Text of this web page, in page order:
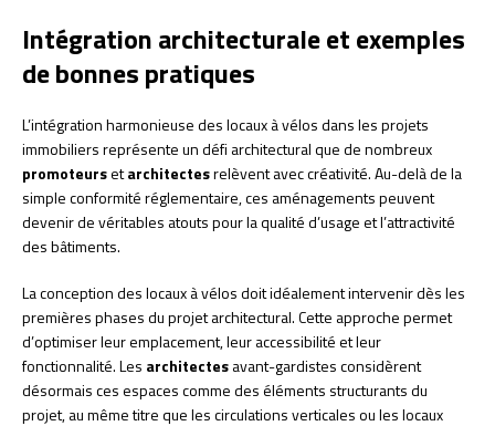
Intégration architecturale et exemples
de bonnes pratiques
L’intégration harmonieuse des locaux à vélos dans les projets
immobiliers représente un défi architectural que de nombreux
promoteursetarchitectesrelèvent avec créativité. Au-delà de la
simple conformité réglementaire, ces aménagements peuvent
devenir de véritables atouts pour la qualité d’usage et l’attractivité
des bâtiments.
La conception des locaux à vélos doit idéalement intervenir dès les
premières phases du projet architectural. Cette approche permet
d’optimiser leur emplacement, leur accessibilité et leur
fonctionnalité. Les architectesavant-gardistes considèrent
désormais ces espaces comme des éléments structurants du
projet, au même titre que les circulations verticales ou les locaux